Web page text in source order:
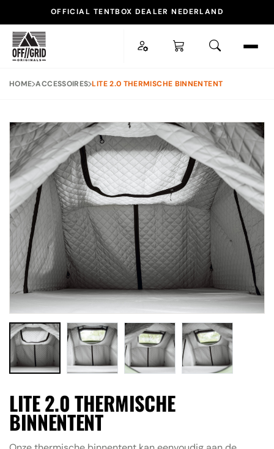
OFFICIAL TENTBOX DEALER NEDERLAND
POPULAIRE ZOEKOPDRACHTEN
TENTBOX LITE XL DAKTENT
DAKDRAGER ACCESSOIRES
SNEL NAAR
Daktenten
Accessoires
ALLE RESULTATEN BEKIJKEN
HOME ACCESSOIRES LITE 2.0 THERMISCHE BINNENTENT
LITE 2.0 THERMISCHE
BINNENTENT